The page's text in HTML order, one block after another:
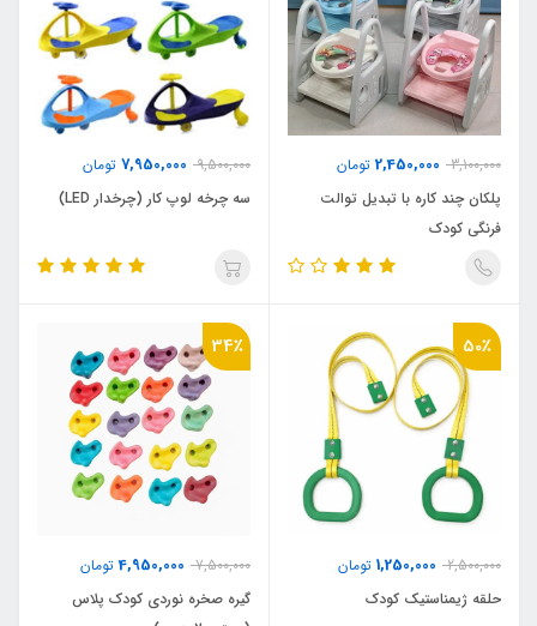
3,100,000
2,450,000 تومان
پلکان چند کاره با تبدیل توالت
فرنگی کودک
9,500,000
7,950,000 تومان
سه چرخه لوپ کار (چرخدار LED)
50٪
2,500,000
1,250,000 تومان
حلقه ژیمناستیک کودک
34٪
7,500,000
4,950,000تومان
گیره صخره نوردی کودک پلاس